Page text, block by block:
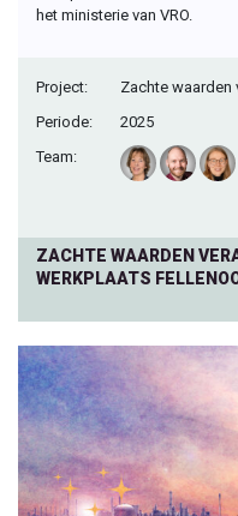
het ministerie van VRO.
Project:
Zachte waarden
Periode:
2025
Team:
ZACHTE WAARDEN
WERKPLAATS